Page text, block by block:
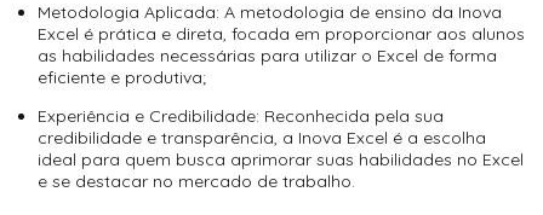
Metodologia Aplicada: A metodologia de ensino da Inova
Excel é prática e direta, focada em proporcionar aos alunos
as habilidades necessárias para utilizar o Excel de forma
eficiente e produtiva;
Experiência e Credibilidade: Reconhecida pela sua
credibilidade e transparência, a Inova Excel é a escolha
ideal para quem busca aprimorar suas habilidades no Excel
e se destacar no mercado de trabalho.